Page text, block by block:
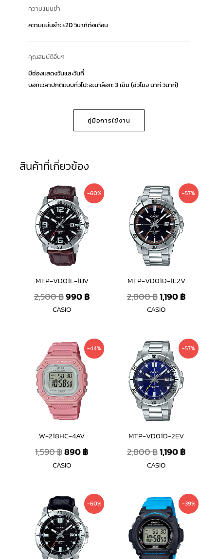
ความแม่นยำ
ความแม่นยำ: ±20 วินาทีต่อเดือน
คุณสมบัติอื่นๆ
มีช่องแสดงวันและวันที่
บอกเวลาปกติแบบทั่วไป: อะนาล็อก: 3 เข็ม (ชั่วโมง นาที วินาที)
คู่มือการใช้งาน
สินค้าที่เกี่ยวข้อง
-60%
MTP-VD01L-1BV
2,500฿
Original
price
was:
2,500 ฿.
990฿
Current
price
CASIO
-57%
MTP-VD01D-1E2V
2,800฿
Original
price
was:
2,800 ฿.
1,190฿
Current
price
CASIO
-44%
W-218HC-4AV
1,590฿
Original
price
was:
1,590 ฿.
890฿
Current
price
CASIO
-57%
MTP-VD01D-2EV
2,800฿
Original
price
was:
2,800 ฿.
1,190฿
Current
price
CASIO
-60%
Original
price
was:
2,500 ฿.
Current
price
-39%
Original
price
was:
1,300 ฿.
Current
price
790 ฿.